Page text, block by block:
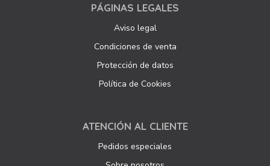
PÁGINAS LEGALES
Aviso legal
Condiciones de venta
Protección de datos
Política de Cookies
ATENCIÓN AL CLIENTE
Pedidos especiales